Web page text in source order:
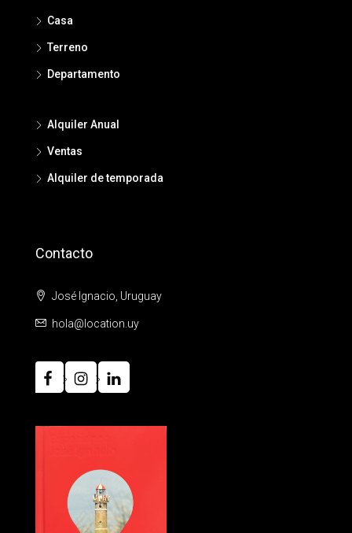
Casa
Terreno
Departamento
Alquiler Anual
Ventas
Alquiler de temporada
Contacto
José Ignacio, Uruguay
hola@location.uy